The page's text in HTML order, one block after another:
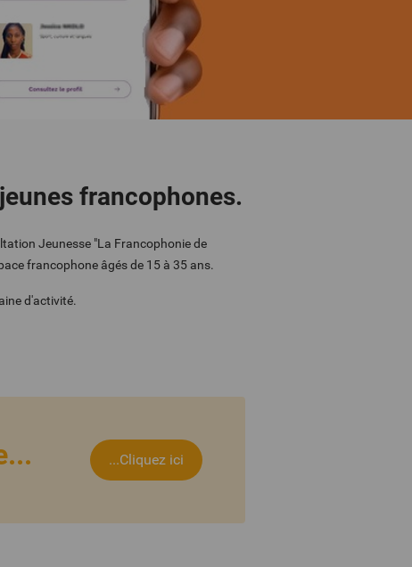
francophones.
Jeunesse "La Francophonie de
francophone âgés de 15 à 35 ans.
d'activité.
...Cliquez ici